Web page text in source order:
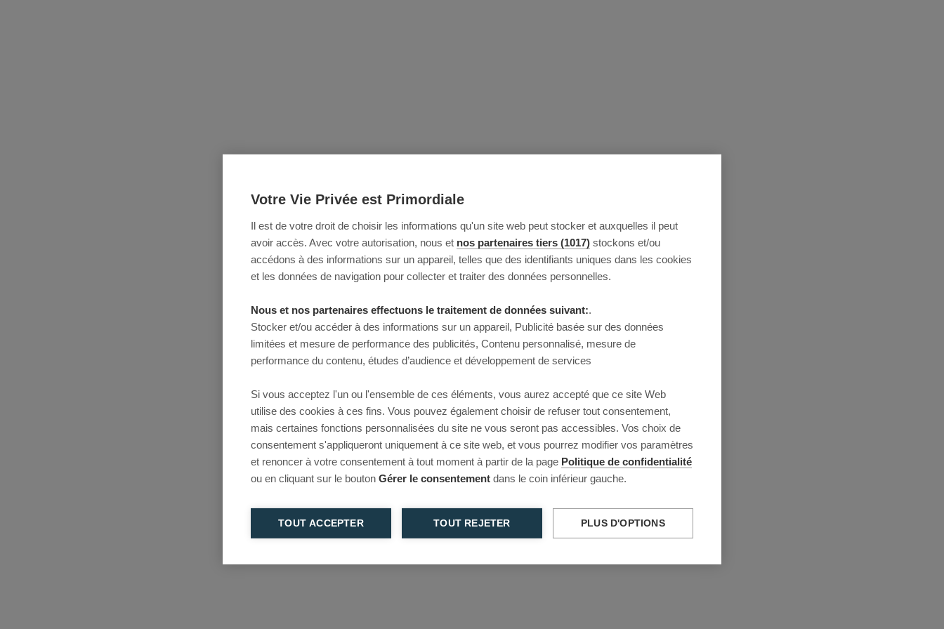
Votre Vie Privée est Primordiale
Il est de votre droit de choisir les informations qu'un site web peut stocker et auxquelles il peut
avoir accès. Avec votre autorisation, nous et nos partenaires tiers (1017) stockons et/ou
accédons à des informations sur un appareil, telles que des identifiants uniques dans les cookies
et les données de navigation pour collecter et traiter des données personnelles.
Nous et nos partenaires effectuons le traitement de données suivant:.
Stocker et/ou accéder à des informations sur un appareil, Publicité basée sur des données
limitées et mesure de performance des publicités, Contenu personnalisé, mesure de
performance du contenu, études d’audience et développement de services
Si vous acceptez l'un ou l'ensemble de ces éléments, vous aurez accepté que ce site Web
utilise des cookies à ces fins. Vous pouvez également choisir de refuser tout consentement,
mais certaines fonctions personnalisées du site ne vous seront pas accessibles. Vos choix de
consentement s'appliqueront uniquement à ce site web, et vous pourrez modifier vos paramètres
et renoncer à votre consentement à tout moment à partir de la page Politique de confidentialité
ou en cliquant sur le bouton Gérer le consentement dans le coin inférieur gauche.
TOUT ACCEPTER TOUT REJETER PLUS D'OPTIONS
This page couldn’t load
Reload to try again, or go back.
Reload Back